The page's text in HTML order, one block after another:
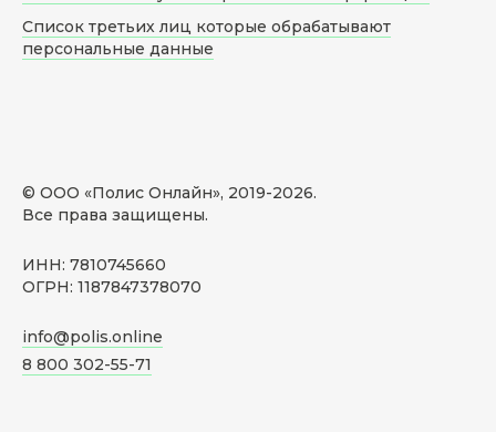
© ООО «Полис Онлайн», 2019-2026.
Все права защищены.
ИНН: 7810745660
ОГРН: 1187847378070
info@polis.online
8 800 302-55-71
Список третьих лиц которые обрабатывают
персональные данные